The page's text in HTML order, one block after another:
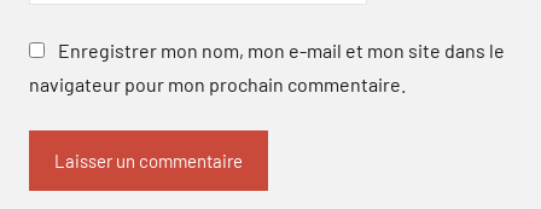
Enregistrer mon nom, mon e-mail et mon site dans le
navigateur pour mon prochain commentaire.